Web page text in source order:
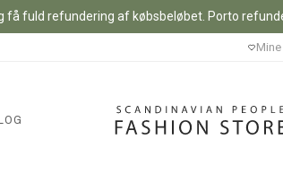
fuld refundering af købsbeløbet. Porto